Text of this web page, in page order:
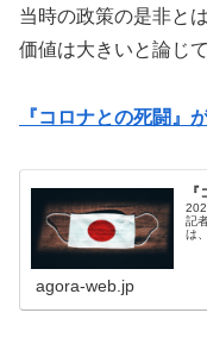
当時の政策の是非と
価値は大きいと論じて
『コロナとの死闘』
記
は
agora-web.jp